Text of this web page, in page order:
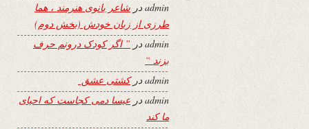
adminدر شاعر بانوی هنرمند ، هما
طرزی از زبان خودش (بخش دوم)
adminدر ” اگر کودک درونم حرف
بزند “
adminدرکشتی عشق
adminدر عیسا دمی کجاست که احیای
ما کند